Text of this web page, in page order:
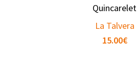
Quincarelet
La Talvera
15.00€